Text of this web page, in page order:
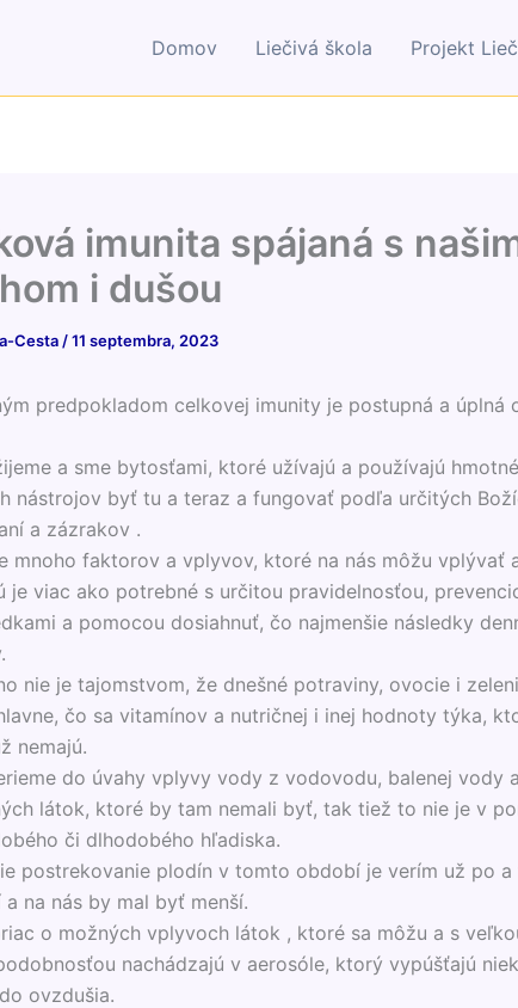
Domov Liečivá škola Projekt
imunita spájaná s
i dušou
Cesta /11 septembra, 2023
predpokladom celkovej imunity je postupná a úplná
a sme bytosťami, ktoré užívajú a používajú
nástrojov byť tu a teraz a fungovať podľa určitých
a zázrakov .
mnoho faktorov a vplyvov, ktoré na nás môžu vplývať
je viac ako potrebné s určitou pravidelnosťou,
a pomocou dosiahnuť, čo najmenšie následky
nie je tajomstvom, že dnešné potraviny, ovocie i
čo sa vitamínov a nutričnej i inej hodnoty týka,
nemajú.
do úvahy vplyvy vody z vodovodu, balenej vody
látok, ktoré by tam nemali byť, tak tiež to nie je v
či dlhodobého hľadiska.
postrekovanie plodín v tomto období je verím už po
a na nás by mal byť menší.
o možných vplyvoch látok , ktoré sa môžu a s
nachádzajú v aerosóle, ktorý vypúšťajú
ovzdušia.